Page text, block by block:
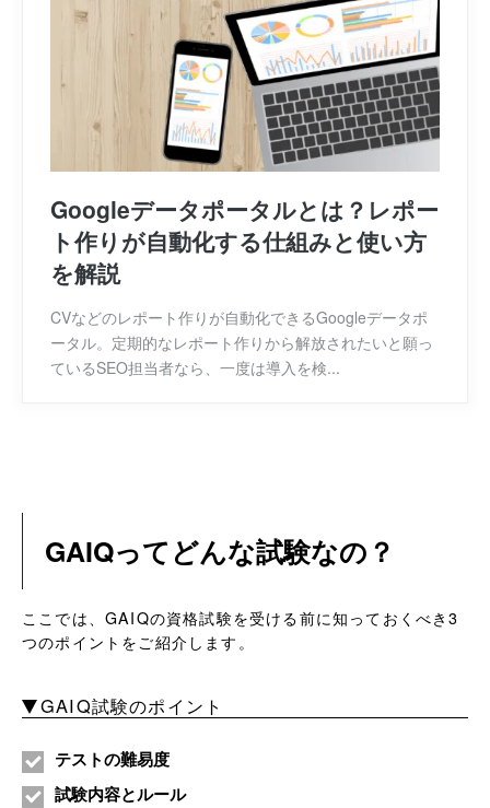
Googleデータポータルとは？レポー
ト作りが自動化する仕組みと使い方
を解説
CVなどのレポート作りが自動化できるGoogleデータポ
ータル。定期的なレポート作りから解放されたいと願っ
ているSEO担当者なら、一度は導入を検...
GAIQってどんな試験なの？
ここでは、GAIQの資格試験を受ける前に知っておくべき3
つのポイントをご紹介します。
GAIQ試験のポイント
テストの難易度
試験内容とルール